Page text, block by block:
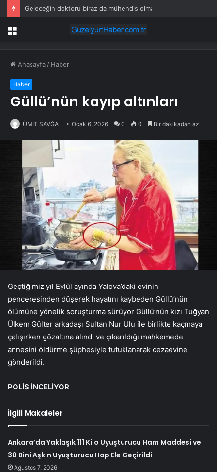
Geleceğin doktoru biraz da mühendis olmak zorunda!
Menü
Anasayfa / Haber
Haber
Güllü’nün kayıp altınları
ÜMİT SAVĞA Ocak 6, 2026 0 0 Bir dakikadan az
Geçtiğimiz yıl Eylül ayında Yalova’daki evinin
penceresinden düşerek hayatını kaybeden Güllü’nün
ölümüne yönelik soruşturma sürüyor Güllü’nün kızı Tuğyan
Ülkem Gülter arkadaşı Sultan Nur Ulu ile birlikte kaçmaya
çalışırken gözaltına alındı ve çıkarıldığı mahkemede
annesini öldürme şüphesiyle tutuklanarak cezaevine
gönderildi.
POLİS İNCELİYOR
İlgili Makaleler
Ankara’da Yaklaşık 111 Kilo Uyuşturucu Ham Maddesi ve
30 Bini Aşkın Uyuşturucu Hap Ele Geçirildi
Ağustos 7, 2026